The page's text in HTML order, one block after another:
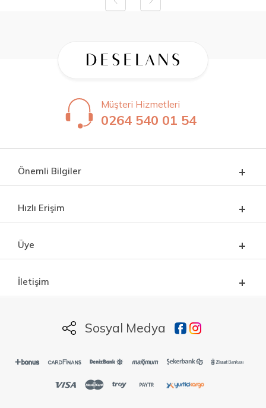
Müşteri Hizmetleri
0264 540 01 54
Önemli Bilgiler
Hızlı Erişim
Üye
İletişim
Sosyal Medya